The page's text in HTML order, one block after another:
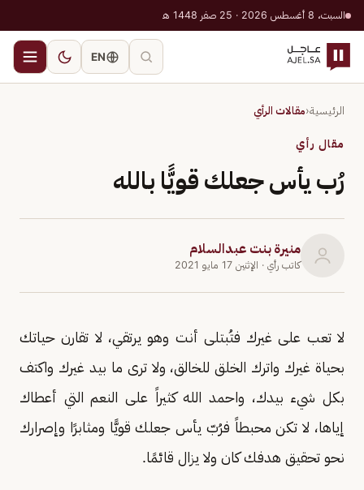
السبت، 8 أغسطس 2026 · 25 صفر 1448 هـ
EN
الرئيسية‹مقالات الرأي
مقال رأي
رُب يأس جعلك قويًّا بالله
منيرة بنت عبدالسلام
كاتب رأي · الإثنين 17 مايو 2021
لا تعب على غيرك فتُبتلى أنت وهو يرتقي، لا تقارن حياتك
بحياة غيرك واترك الخلق للخالق، ولا ترى ما بيد غيرك واكتف
بكل شيء بيدك، واحمد الله كثيراً على النعم التي أعطاك
إياها، لا تكن محبطاً فرُبّ يأس جعلك قويًّا ومثابرًا وإصرارك
نحو تحقيق هدفك كان ولا يزال قائمًا.